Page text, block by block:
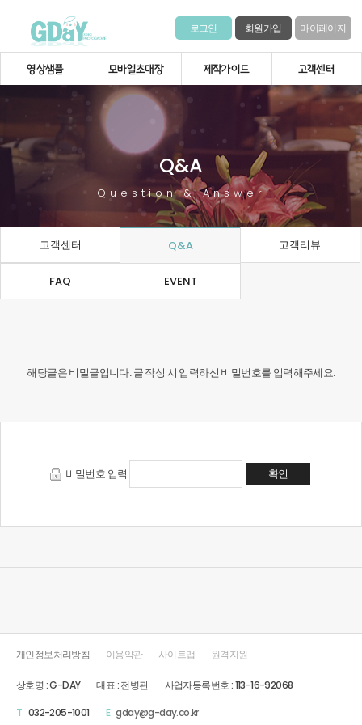
로그인 회원가입 마이페이지
영상샘플 모바일초대장 제작가이드 고객센터
Q&A
Question & Answer
고객센터 Q&A 고객리뷰
FAQ EVENT
해당글은 비밀글입니다.글 작성 시 입력하신 비밀번호를 입력해주세요.
비밀번호 입력 확인
개인정보처리방침 이용약관 사이트맵 원격지원
상호명 : G-DAY 대표 : 전병관
사업자등록번호 : 113-16-92068
T 032-205-1001 E gday@g-day.co.kr